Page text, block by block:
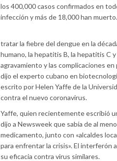
los 400,000 casos confirmados en
infección y más de 18,000 han muerto.
tratar la fiebre del dengue en la
humano, la hepatitis B, la hepatitis C
agravamiento y las complicaciones
dijo el experto cubano en
escrito por Helen Yaffe de la
contra el nuevo coronavirus.
Yaffe, quien recientemente escribió
dijo a Newsweek que sabía de al
medicamento, junto con «alcaldes
para enfrentar la crisis». El interferón
su eficacia contra virus similares.